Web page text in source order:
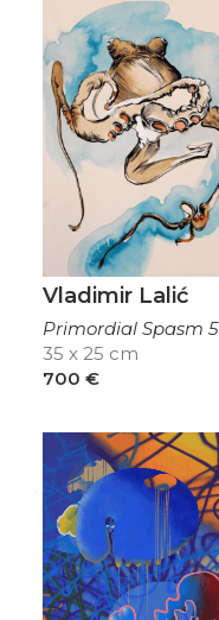
Vladimir Lalić
Primordial Spasm 5
35 x 25 cm
700 €